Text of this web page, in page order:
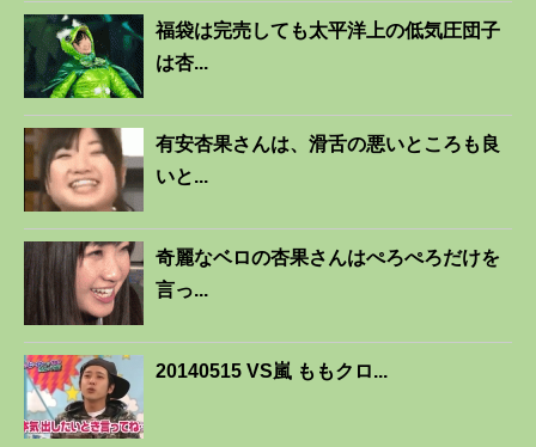
福袋は完売しても太平洋上の低気圧団子
は杏...
有安杏果さんは、滑舌の悪いところも良
いと...
奇麗なベロの杏果さんはぺろぺろだけを
言っ...
20140515 VS嵐 ももクロ...